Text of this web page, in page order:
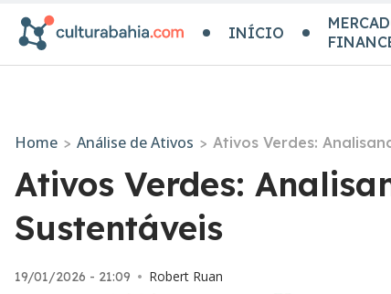
INÍCIO
Home > Análise de Ativos > Ativos Verdes:
Ativos Verdes:
Sustentáveis
19/01/2026 - 21:09 • Robert Ruan